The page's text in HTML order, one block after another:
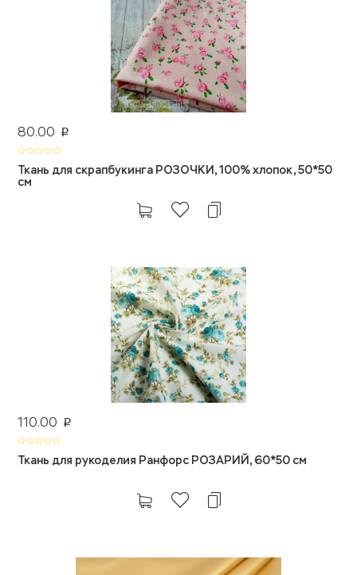
80.00 p
Ткань для скрапбукинга РОЗОЧКИ, 100% хлопок, 50*50
см
110.00 p
Ткань для рукоделия Ранфорс РОЗАРИЙ, 60*50 см